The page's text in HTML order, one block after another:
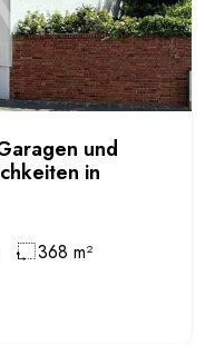
und
in
368 m²